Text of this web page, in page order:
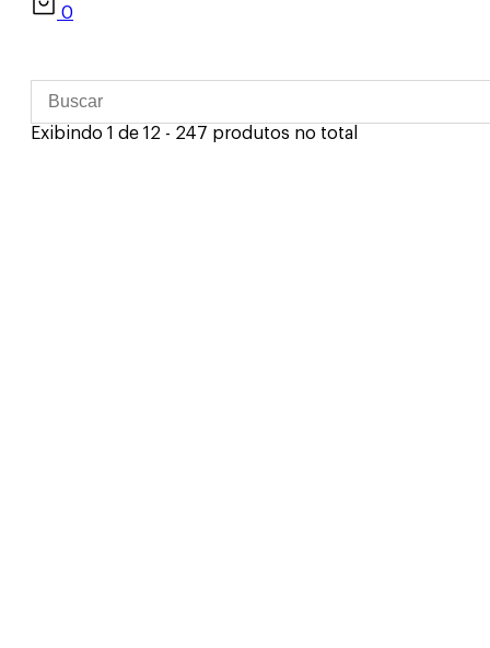
0
Exibindo 1 de 12 - 247 produtos no total